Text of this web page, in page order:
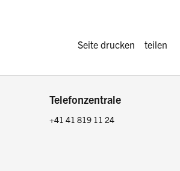
Diese Seite
Seite drucken teilen
Telefonzentrale
+41 41 819 11 24